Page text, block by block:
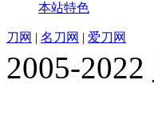
本站特色
刀网 | 名刀网 | 爱刀网
2005-2022